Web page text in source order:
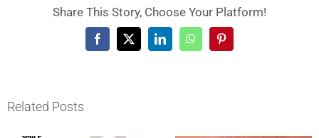
Share This Story, Choose Your Platform!
Facebook
X LinkedInWhatsAppPinterest
Related Posts